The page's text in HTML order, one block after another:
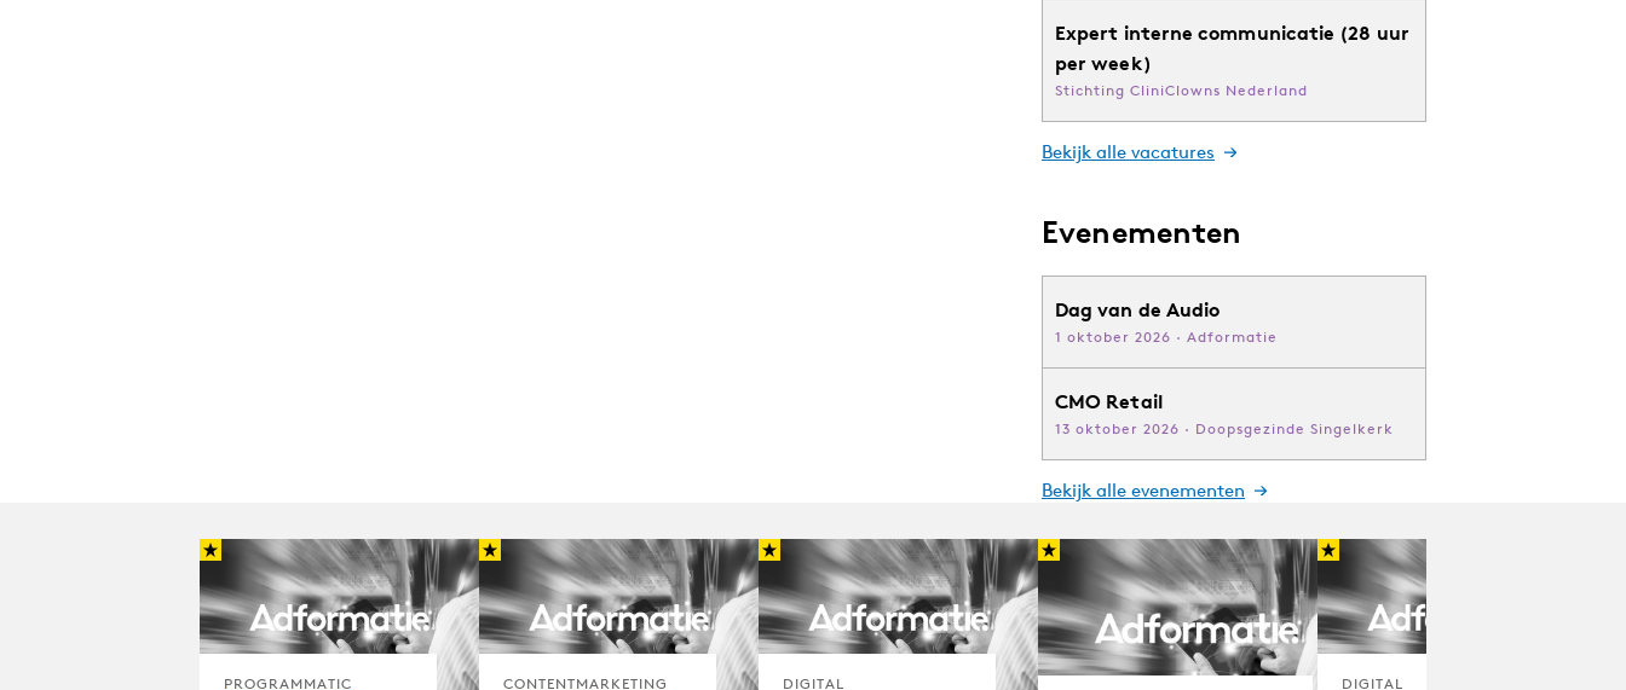
Expert interne communicatie (28 uur
per week)
Stichting CliniClowns Nederland
Bekijk alle vacatures
Evenementen
Dag van de Audio
1 oktober 2026 · Adformatie
CMO Retail
13 oktober 2026 · Doopsgezinde Singelkerk
Bekijk alle evenementen
PROGRAMMATIC CONTENTMARKETING
DIGITAL
DIGITAL